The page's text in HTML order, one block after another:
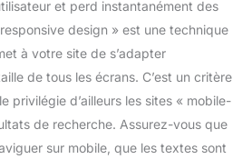
et perd instantanément des
design » est une technique
à votre site de s’adapter
de tous les écrans. C’est un critère
privilégie d’ailleurs les sites « mobile-
de recherche. Assurez-vous que
sur mobile, que les textes sont